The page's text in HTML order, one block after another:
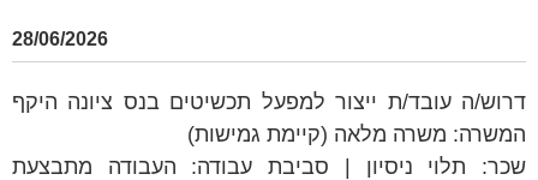
28/06/2026
דרוש/ה עובד/ת ייצור למפעל תכשיטים בנס ציונה היקף
המשרה: משרה מלאה (קיימת גמישות)
שכר: תלוי ניסיון | סביבת עבודה: העבודה מתבצעת